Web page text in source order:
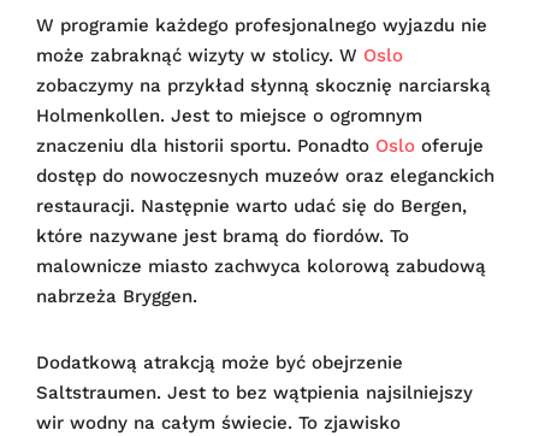
W programie każdego profesjonalnego wyjazdu nie
może zabraknąć wizyty w stolicy. W Oslo
zobaczymy na przykład słynną skocznię narciarską
Holmenkollen. Jest to miejsce o ogromnym
znaczeniu dla historii sportu. Ponadto Oslo oferuje
dostęp do nowoczesnych muzeów oraz eleganckich
restauracji. Następnie warto udać się do Bergen,
które nazywane jest bramą do fiordów. To
malownicze miasto zachwyca kolorową zabudową
nabrzeża Bryggen.
Dodatkową atrakcją może być obejrzenie
Saltstraumen. Jest to bez wątpienia najsilniejszy
wir wodny na całym świecie. To zjawisko